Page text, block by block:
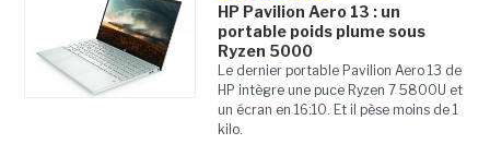
HP Pavilion Aero 13 : un
portable poids plume sous
Ryzen 5000
Le dernier portable Pavilion Aero 13 de
HP intègre une puce Ryzen 7 5800U et
un écran en 16:10. Et il pèse moins de 1
kilo.